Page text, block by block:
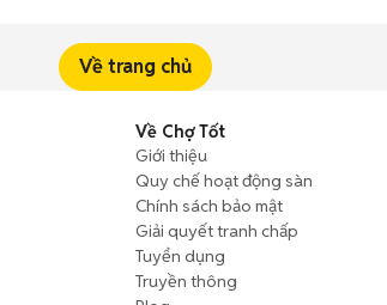
Về trang chủ
Về Chợ Tốt
Giới thiệu
Quy chế hoạt động sàn
Chính sách bảo mật
Giải quyết tranh chấp
Tuyển dụng
Truyền thông